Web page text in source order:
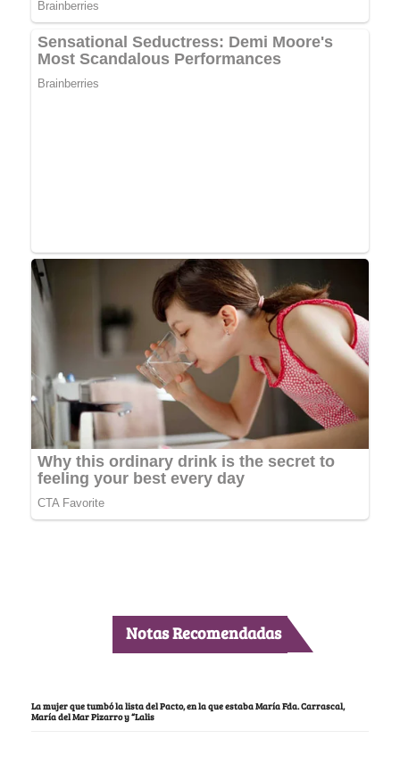
Notas Recomendadas
La mujer que tumbó la lista del Pacto, en la que estaba María Fda. Carrascal,
María del Mar Pizarro y “Lalis